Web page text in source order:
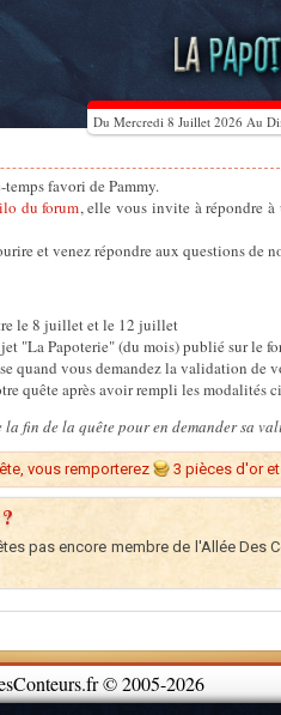
Du Mercredi 8 Juillet 2026 Au
temps favori de Pammy.
du forum, elle vous invite à répondre à
et venez répondre aux questions de
le 8 juillet et le 12 juillet
"La Papoterie" (du mois) publié sur le
quand vous demandez la validation de
quête après avoir rempli les modalités
la fin de la quête pour en demander sa
vous remporterez 3 pièces d'or et
pas encore membre de l'Allée Des
© 2005-2026